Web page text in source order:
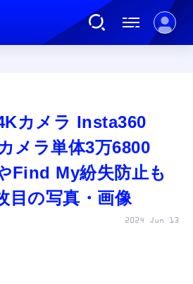
AI
ガジェット
カメラ Insta360
メラ単体3万6800
Find My紛失防止も
目の写真・画像
2024 Jun 13